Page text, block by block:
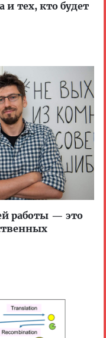
тех, кто будет
работы — это